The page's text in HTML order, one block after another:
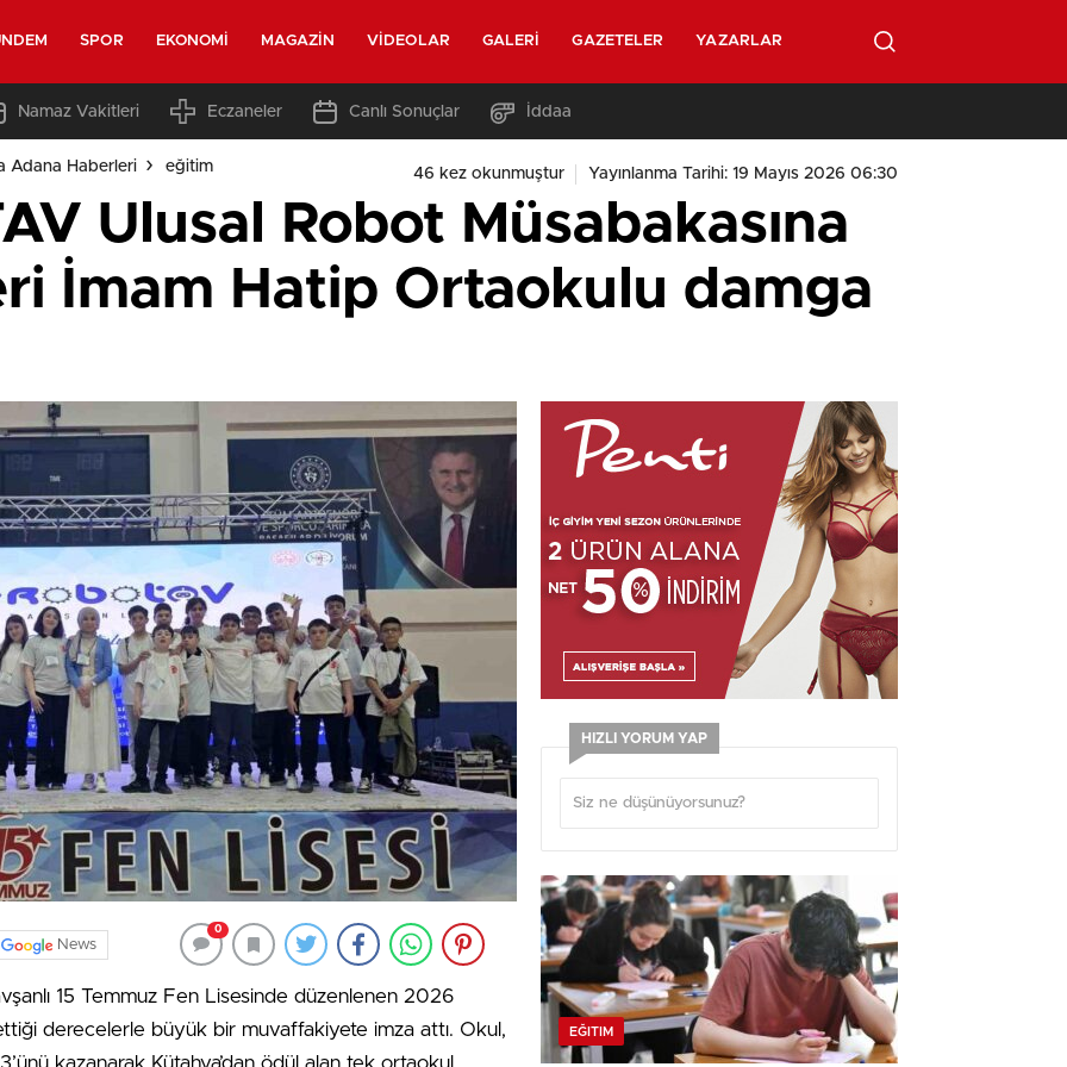
SPOR EKONOMI MAGAZIN VIDEOLAR GALERI GAZETELER YAZARLAR
Namaz Vakitleri Eczaneler Canlı Sonuçlar İddaa
Adana Haberleri eğitim 46 kez okunmuştur Yayınlanma Tarihi: 19 Mayıs 2026 06:30
Ulusal Robot Müsabakasına
İmam Hatip Ortaokulu damga
News
0
15 Temmuz Fen Lisesinde düzenlenen 2026
derecelerle büyük bir muvaffakiyete imza attı. Okul,
kazanarak Kütahya’dan ödül alan tek ortaokul
HIZLI YORUM YAP
EĞITIM